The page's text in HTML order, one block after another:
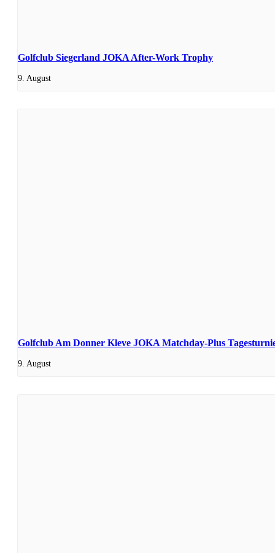
Golfclub Siegerland JOKA After-Work Trophy
9. August
Golfclub Am Donner Kleve JOKA Matchday-Plus
9. August